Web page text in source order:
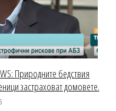
Природните бедствия
застраховат домовете.